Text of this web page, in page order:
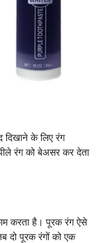
दिखाने के लिए रंग
रंग को बेअसर कर देता
करता है। पूरक रंग ऐसे
दो पूरक रंगों को एक